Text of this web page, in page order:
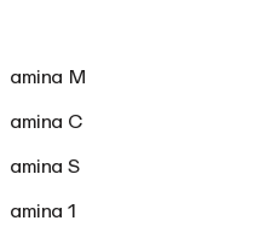
amina M
amina C
amina S
amina 1